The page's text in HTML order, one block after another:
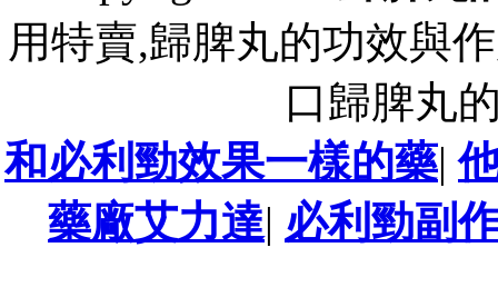
用特賣,歸脾丸的功效與
口歸脾丸
和必利勁效果一樣的藥|
藥廠艾力達| 必利勁副